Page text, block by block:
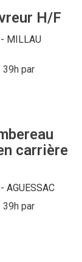
H/F
MILLAU
39h par
carrière
AGUESSAC
39h par